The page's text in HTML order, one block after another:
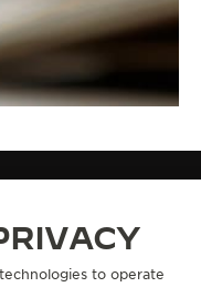
to operate